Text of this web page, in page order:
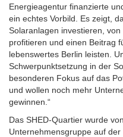
Energieagentur finanzierte
ein echtes Vorbild. Es zeigt,
Solaranlagen investieren,
profitieren und einen Beitrag
lebenswertes Berlin leisten.
Schwerpunktsetzung in der
besonderen Fokus auf das
und wollen noch mehr
gewinnen.“
Das SHED-Quartier wurde
Unternehmensgruppe auf